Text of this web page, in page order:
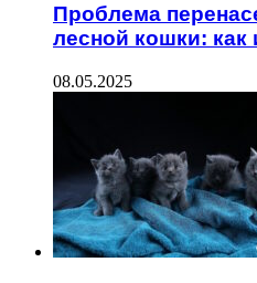
Проблема
лесной кошки: как
08.05.2025